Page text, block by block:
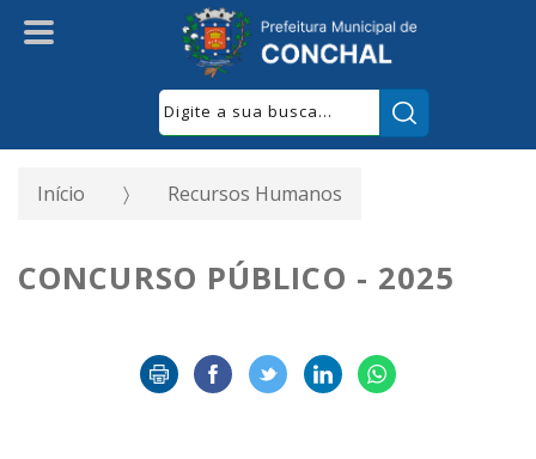
Início Recursos Humanos
CONCURSO PÚBLICO - 2025